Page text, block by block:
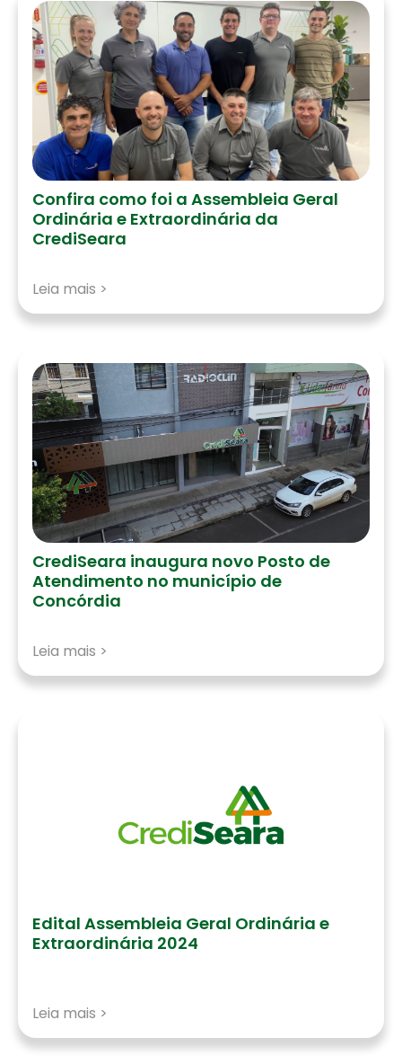
Confira como foi a Assembleia Geral
Ordinária e Extraordinária da
CrediSeara
Leia mais >
CrediSeara inaugura novo Posto de
Atendimento no município de
Concórdia
Leia mais >
Edital Assembleia Geral Ordinária e
Extraordinária 2024
Leia mais >